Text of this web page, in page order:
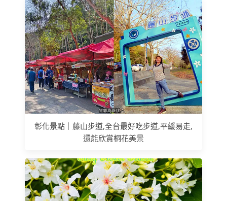
彰化景點｜藤山步道,全台最好吃步道,平緩易走,
還能欣賞桐花美景